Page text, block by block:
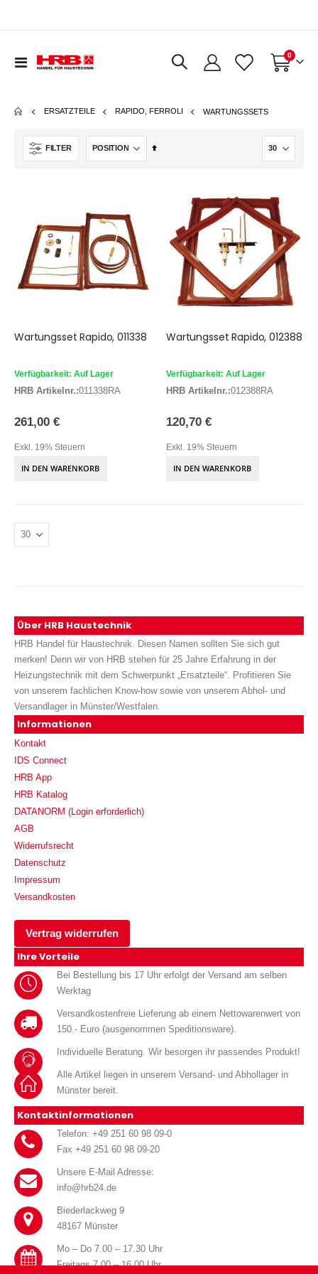
Navigation
Warenkorb
0Artikel
ERSATZTEILE RAPIDO, FERROLI WARTUNGSSETS
FILTER
In
Wartungsset Rapido, 011338
Verfügbarkeit: Auf Lager
HRB Artikelnr.:011338RA
261,00 €
Exkl. 19% Steuern
IN DEN WARENKORB
Wartungsset Rapido, 012388
Verfügbarkeit: Auf Lager
HRB Artikelnr.:012388RA
120,70 €
Exkl. 19% Steuern
IN DEN WARENKORB
Über HRB Haustechnik
HRB Handel für Haustechnik. Diesen Namen sollten Sie sich gut
merken! Denn wir von HRB stehen für 25 Jahre Erfahrung in der
Heizungstechnik mit dem Schwerpunkt „Ersatzteile“. Profitieren Sie
von unserem fachlichen Know-how sowie von unserem Abhol- und
Versandlager in Münster/Westfalen.
Informationen
Kontakt
IDS Connect
HRB App
HRB Katalog
DATANORM (Login erforderlich)
AGB
Widerrufsrecht
Datenschutz
Impressum
Versandkosten
Vertrag widerrufen
Ihre Vorteile
Bei Bestellung bis 17 Uhr erfolgt der Versand am selben
Werktag
Versandkostenfreie Lieferung ab einem Nettowarenwert von
150.- Euro (ausgenommen Speditionsware).
Individuelle Beratung. Wir besorgen ihr passendes Produkt!
Alle Artikel liegen in unserem Versand- und Abhollager in
Münster bereit.
Kontaktinformationen
Telefon: +49 251 60 98 09-0
Fax +49 251 60 98 09-20
Unsere E-Mail Adresse:
info@hrb24.de
Biederlackweg 9
48167 Münster
Mo – Do 7.00 – 17.30 Uhr
Freitags 7.00 – 16.00 Uhr